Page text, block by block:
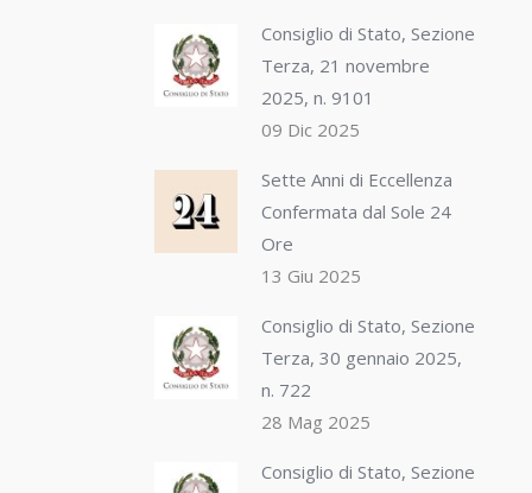
Consiglio di Stato, Sezione
Terza, 21 novembre
2025, n. 9101
09 Dic 2025
Sette Anni di Eccellenza
Confermata dal Sole 24
Ore
13 Giu 2025
Consiglio di Stato, Sezione
Terza, 30 gennaio 2025,
n. 722
28 Mag 2025
Consiglio di Stato, Sezione